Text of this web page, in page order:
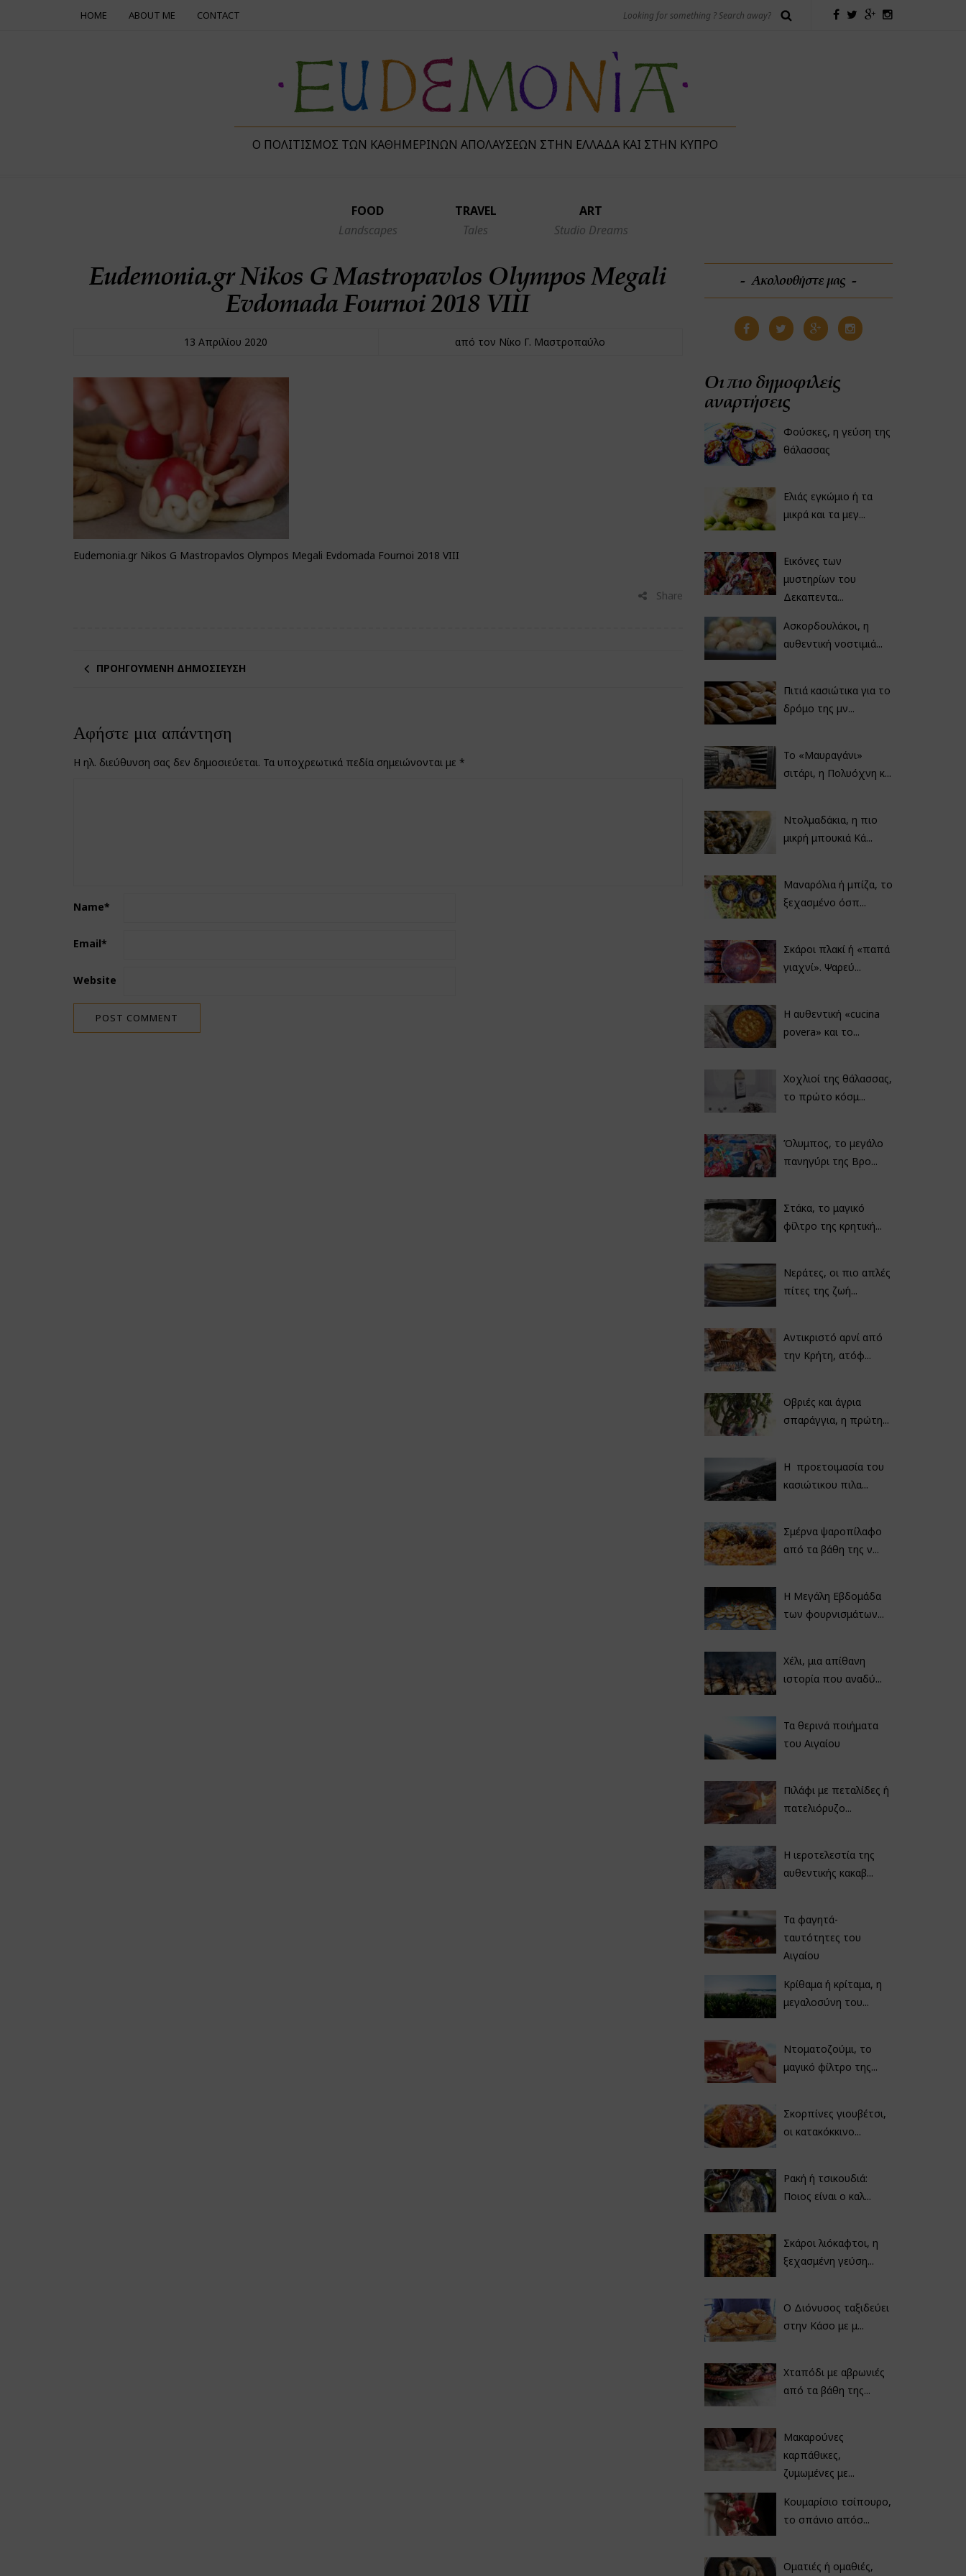
HOME ABOUT ME CONTACT
Ο ΠΟΛΙΤΙΣΜΌΣ ΤΩΝ ΚΑΘΗΜΕΡΙΝΏΝ ΑΠΟΛΑΎΣΕΩΝ ΣΤΗΝ ΕΛΛΆΔΑ ΚΑΙ ΣΤΗΝ ΚΎΠΡΟ
FOOD
Landscapes
TRAVEL
Tales
ART
Studio Dreams
Eudemonia.gr Nikos G Mastropavlos Olympos Megali
Evdomada Fournoi 2018 VIIΙ
13 Απριλίου 2020 από τον Νίκο Γ. Μαστροπαύλο
Eudemonia.gr Nikos G Mastropavlos Olympos Megali Evdomada Fournoi 2018 VIIΙ
Share
ΠΡΟΗΓΟΎΜΕΝΗ ΔΗΜΟΣΊΕΥΣΗ
Αφήστε μια απάντηση
Η ηλ. διεύθυνση σας δεν δημοσιεύεται. Τα υποχρεωτικά πεδία σημειώνονται με *
Name*
Email*
Website
Ακολουθήστε μας
Οι πιο δημοφιλείς
αναρτήσεις
Φούσκες, η γεύση της
θάλασσας
Ελιάς εγκώμιο ή τα
μικρά και τα μεγ...
Εικόνες των
μυστηρίων του
Δεκαπεντα...
Ασκορδουλάκοι, η
αυθεντική νοστιμιά...
Πιτιά κασιώτικα για το
δρόμο της μν...
Το «Μαυραγάνι»
σιτάρι, η Πολυόχνη κ...
Ντολμαδάκια, η πιο
μικρή μπουκιά Κά...
Μαναρόλια ή μπίζα, το
ξεχασμένο όσπ...
Σκάροι πλακί ή «παπά
γιαχνί». Ψαρεύ...
Η αυθεντική «cucina
povera» και το...
Χοχλιοί της θάλασσας,
το πρώτο κόσμ...
Όλυμπος, το μεγάλο
πανηγύρι της Βρο...
Στάκα, το μαγικό
φίλτρο της κρητική...
Νεράτες, οι πιο απλές
πίτες της ζωή...
Αντικριστό αρνί από
την Κρήτη, ατόφ...
Οβριές και άγρια
σπαράγγια, η πρώτη...
Η προετοιμασία του
κασιώτικου πιλα...
Σμέρνα ψαροπίλαφο
από τα βάθη της ν...
Η Μεγάλη Εβδομάδα
των φουρνισμάτων...
Χέλι, μια απίθανη
ιστορία που αναδύ...
Τα θερινά ποιήματα
του Αιγαίου
Πιλάφι με πεταλίδες ή
πατελιόρυζο...
Η ιεροτελεστία της
αυθεντικής κακαβ...
Τα φαγητά-
ταυτότητες του
Αιγαίου
Κρίθαμα ή κρίταμα, η
μεγαλοσύνη του...
Ντοματοζούμι, το
μαγικό φίλτρο της...
Σκορπίνες γιουβέτσι,
οι κατακόκκινο...
Ρακή ή τσικουδιά:
Ποιος είναι ο καλ...
Σκάροι λιόκαφτοι, η
ξεχασμένη γεύση...
Ο Διόνυσος ταξιδεύει
στην Κάσο με μ...
Χταπόδι με αβρωνιές
από τα βάθη της...
Μακαρούνες
καρπάθικες,
ζυμωμένες με...
Κουμαρίσιο τσίπουρο,
το σπάνιο απόσ...
Οματιές ή ομαθιές,